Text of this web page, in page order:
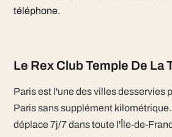
téléphone.
Le Rex Club Temple De La
Paris est l'une des villes desservies
Paris sans supplément
déplace 7j/7 dans toute l'Île-de-